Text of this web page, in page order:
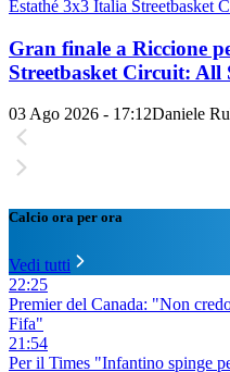
Estathé 3x3 Italia Streetbasket
Gran finale a Riccione
Streetbasket Circuit:
03 Ago 2026 - 17:12Daniele
Calcio ora per ora
Vedi tutti
22:25
Premier del Canada: "Non
Fifa"
21:54
Per il Times "Infantino spinge